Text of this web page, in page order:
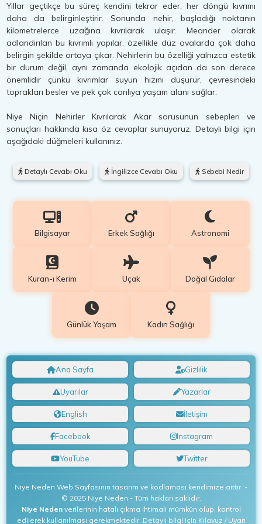
Yıllar geçtikçe bu süreç kendini tekrar eder, her döngü kıvrımı
daha da belirginleştirir. Sonunda nehir, başladığı noktanın
kilometrelerce uzağına kıvrılarak ulaşır. Meander olarak
adlandırılan bu kıvrımlı yapılar, özellikle düz ovalarda çok daha
belirgin şekilde ortaya çıkar. Nehirlerin bu özelliği yalnızca estetik
bir durum değil, aynı zamanda ekolojik açıdan da son derece
önemlidir çünkü kıvrımlar suyun hızını düşürür, çevresindeki
toprakları besler ve pek çok canlıya yaşam alanı sağlar.
Niye Niçin Nehirler Kıvrılarak Akar sorusunun sebepleri ve
sonuçları hakkında kısa öz cevaplar sunuyoruz. Detaylı bilgi için
aşağıdaki düğmeleri kullanınız.
Detaylı Cevabı Oku İngilizce Cevabı Oku Sebebi Nedir
Bilgisayar Erkek Sağlığı Astronomi
Kuran-ı Kerim Uçak Doğal Gıdalar
Günlük Yaşam Kadın Sağlığı
Ana Sayfa Gizlilik
Uyarılar Yazarlar
English İletişim
Facebook Instagram
YouTube Twitter
Niye Neden Web Sayfasının tasarım ve kodlaması kendimize aittir. -
© 2025 Niye Neden - Tüm hakları saklıdır.
Niye Nedenverilerinin hatalı çıkma ihtimali mümkün olup, kontrol
edilerek kullanılması gerekmektedir. Detaylı bilgi için Kılavuz / Uyarı